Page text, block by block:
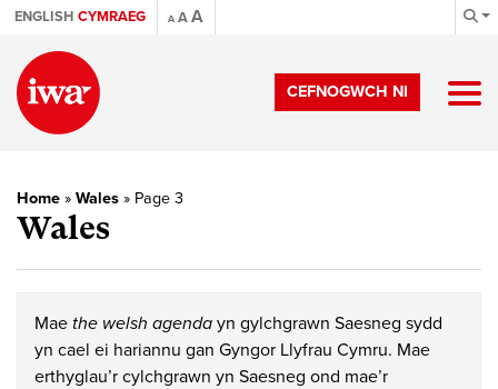
ENGLISH CYMRAEG A AA
CEFNOGWCH NI
Home » Wales » Page 3
Wales
Mae the welsh agenda yn gylchgrawn Saesneg sydd
yn cael ei hariannu gan Gyngor Llyfrau Cymru. Mae
erthyglau’r cylchgrawn yn Saesneg ond mae’r